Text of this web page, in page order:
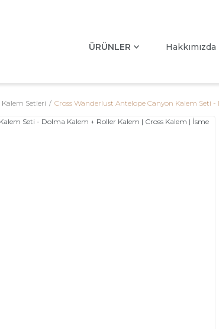
ÜRÜNLER Hakkımızda
Kalem Setleri Cross Wanderlust Antelope Canyon Kalem Seti